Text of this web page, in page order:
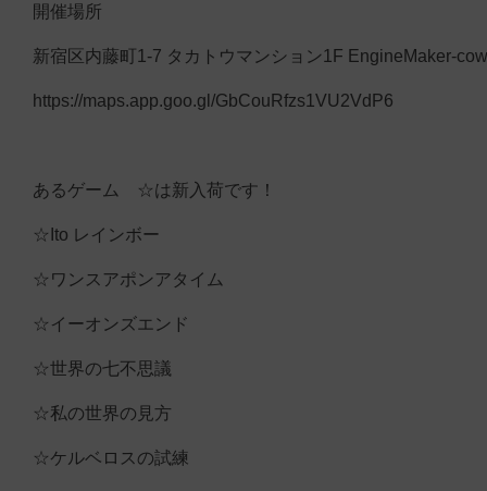
開催場所
新宿区内藤町1-7 タカトウマンション1F EngineMaker-
https://maps.app.goo.gl/GbCouRfzs1VU2VdP6
あるゲーム ☆は新入荷です！
☆Ito レインボー
☆ワンスアポンアタイム
☆イーオンズエンド
☆世界の七不思議
☆私の世界の見方
☆ケルベロスの試練